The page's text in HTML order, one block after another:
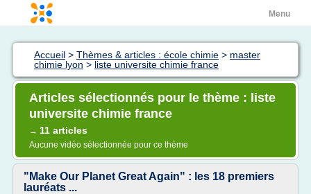
Menu
Accueil > Thèmes & articles : école chimie > master
chimie lyon > liste universite chimie france
Articles sélectionnés pour le thème : liste
universite chimie france
→ 11 articles
Aucune vidéo sélectionnée pour ce thème
"Make Our Planet Great Again" : les 18 premiers
lauréats ...